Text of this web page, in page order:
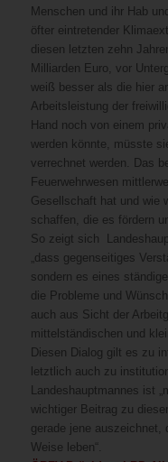
Menschen und ihr Hab
öfter eintretender
diesen letzten zehn
Milliarden Euro, vor
weiß besser als die hier
Arbeitsleistung der
Hand noch von einem
werden könnte, müsste
verrechnet werden. Das
Feuerwehrwesen
Gesellschaft hat und wie
schaffen, die es fördern
So zeigt sich
„dass gegenseitiges
sondern es eines
die Probleme und
auch aus Sicht der
mittelständischen und
Diesen Dialog gilt es zu
letztlich auch zu
Landeshauptmannes ist
wichtiger Beitrag zu
gerade jene auszeichnet,
Weise leben“.